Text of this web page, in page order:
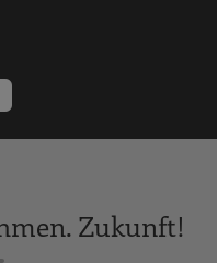
Zukunft!